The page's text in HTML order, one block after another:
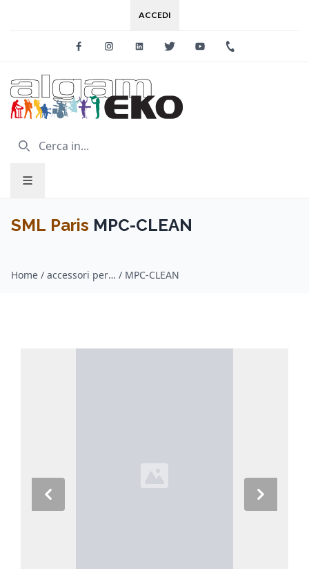
ACCEDI
FacebookInstagramLinkedinTwitter Youtube
SML Paris MPC-CLEAN
Home / accessori per fiati / SML Paris / MPC-CLEAN
Previous Next